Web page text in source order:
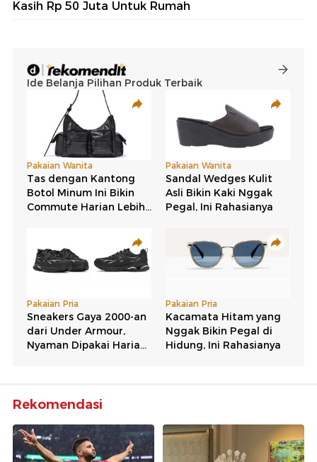
Kasih Rp 50 Juta Untuk Rumah
Rekomendasi